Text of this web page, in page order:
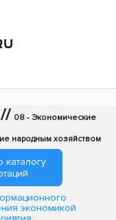
// 08 - Экономические
народным хозяйством
экономикой